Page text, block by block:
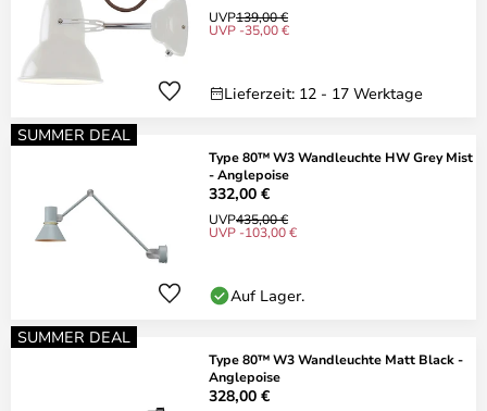
UVP139,00 €
UVP -35,00 €
Lieferzeit: 12 - 17 Werktage
SUMMER DEAL
Type 80™ W3 Wandleuchte HW Grey Mist
- Anglepoise
332,00 €
UVP435,00 €
UVP -103,00 €
Auf Lager.
SUMMER DEAL
Type 80™ W3 Wandleuchte Matt Black -
Anglepoise
328,00 €